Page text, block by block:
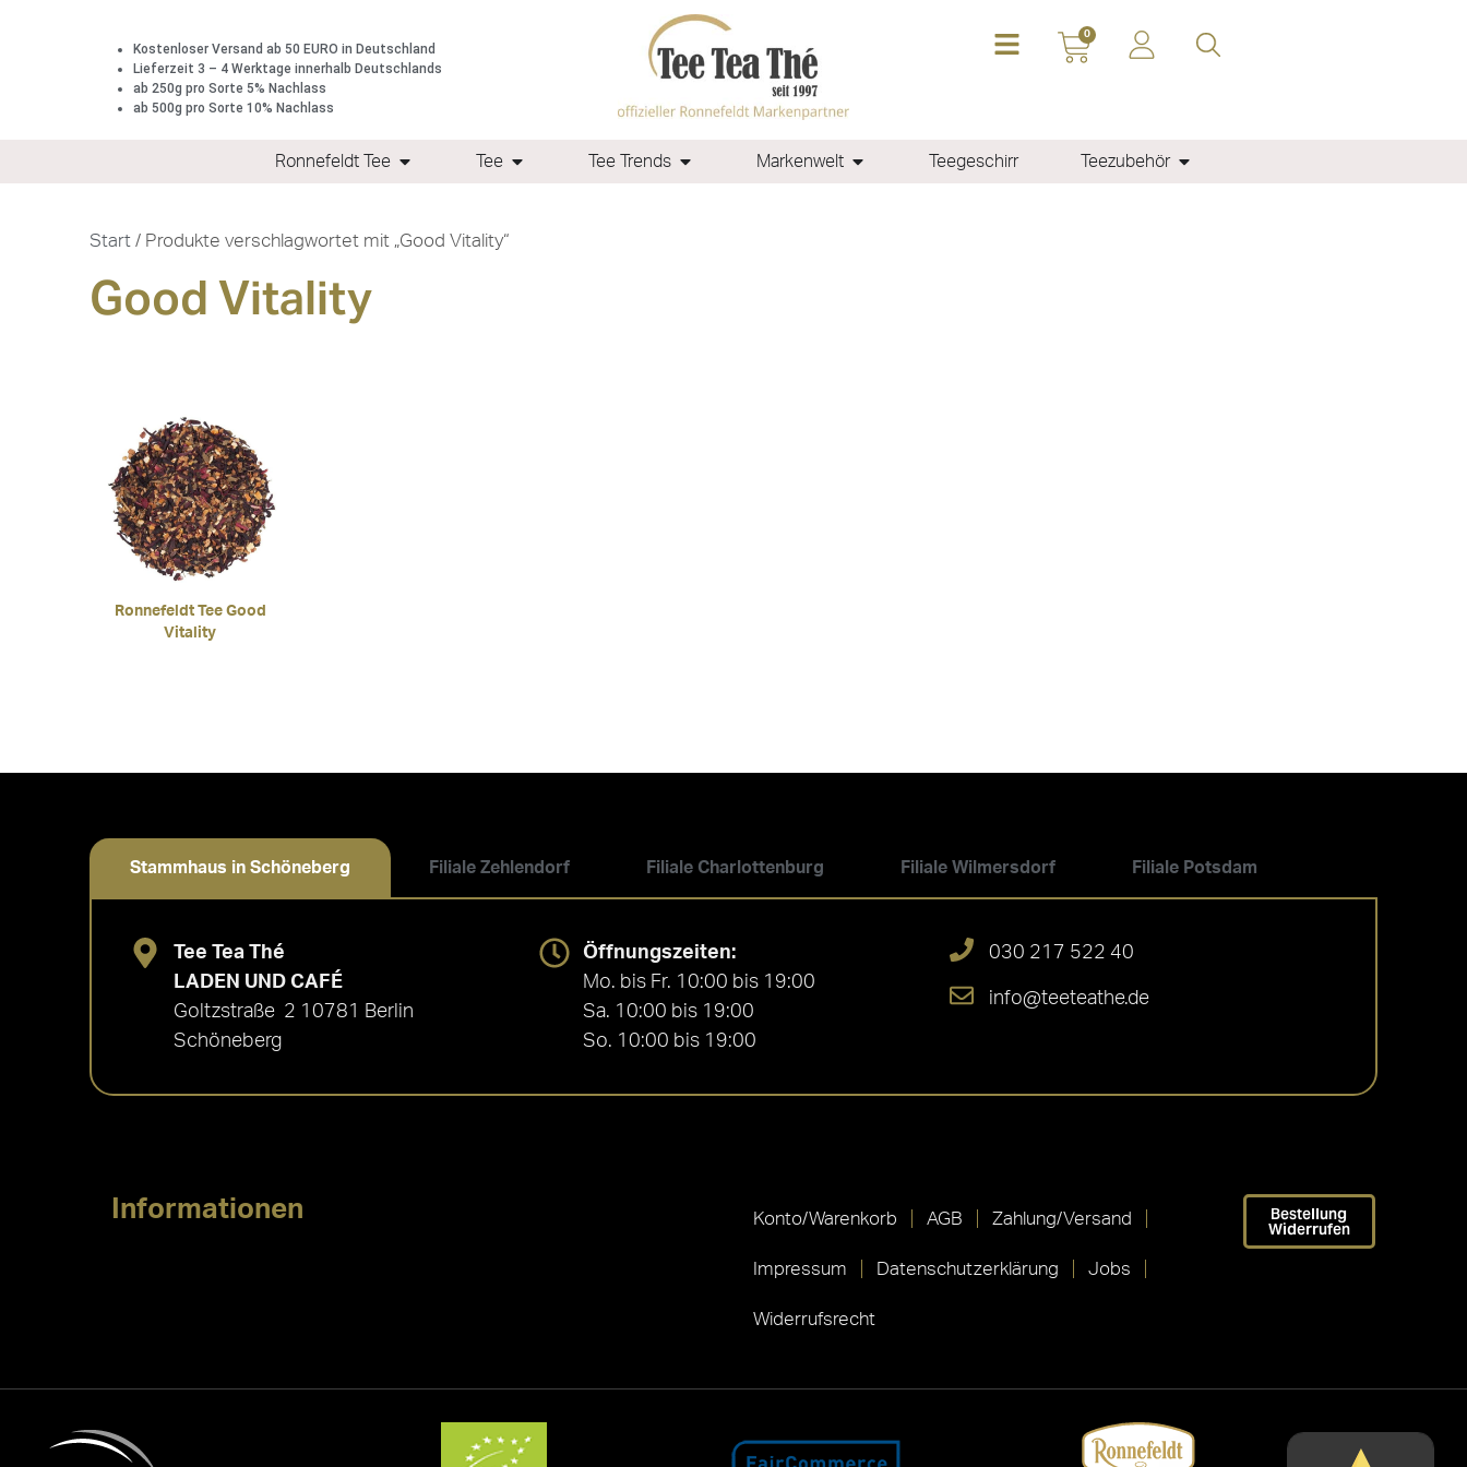
Kostenloser Versand ab 50 EURO in Deutschland
Lieferzeit 3 – 4 Werktage innerhalb Deutschlands
ab 250g pro Sorte 5% Nachlass
ab 500g pro Sorte 10% Nachlass
0
Ronnefeldt Tee Tee Tee Trends Markenwelt Teegeschirr Teezubehör
Start / Produkte verschlagwortet mit „Good Vitality“
Good Vitality
Ronnefeldt Tee Good
Vitality
Stammhaus in Schöneberg Filiale Zehlendorf Filiale Charlottenburg Filiale Wilmersdorf Filiale Potsdam
Tee Tea Thé
LADEN UND CAFÉ
Goltzstraße 2 10781 Berlin
Schöneberg
Öffnungszeiten:
Mo. bis Fr. 10:00 bis 19:00
Sa. 10:00 bis 19:00
So. 10:00 bis 19:00
030 217 522 40
info@teeteathe.de
Informationen Konto/Warenkorb AGB Zahlung/Versand
Impressum Datenschutzerklärung Jobs
Widerrufsrecht
Bestellung
Widerrufen